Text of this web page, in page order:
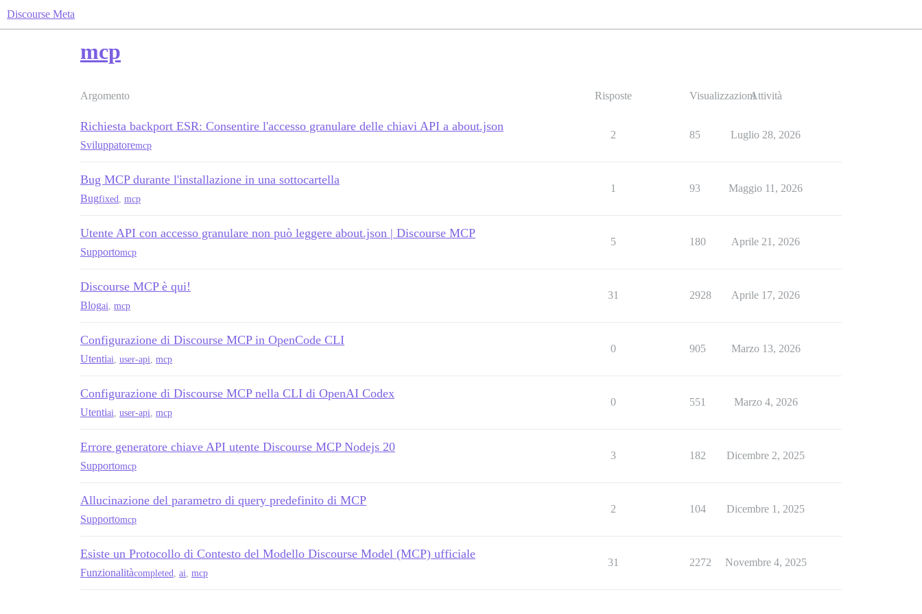
Discourse Meta
mcp
Argomento Risposte VisualizzazioniAttività
Richiesta backport ESR: Consentire l'accesso granulare delle chiavi API a about.json
Sviluppatoremcp
2 85 Luglio 28, 2026
Bug MCP durante l'installazione in una sottocartella
Bugfixed mcp
1 93 Maggio 11, 2026
Utente API con accesso granulare non può leggere about.json | Discourse MCP
Supportomcp
5 180 Aprile 21, 2026
Discourse MCP è qui!
Blogai mcp
31 2928 Aprile 17, 2026
Configurazione di Discourse MCP in OpenCode CLI
Utentiai user-api mcp
0 905 Marzo 13, 2026
Configurazione di Discourse MCP nella CLI di OpenAI Codex
Utentiai user-api mcp
0 551 Marzo 4, 2026
Errore generatore chiave API utente Discourse MCP Nodejs 20
Supportomcp
3 182 Dicembre 2, 2025
Allucinazione del parametro di query predefinito di MCP
Supportomcp
2 104 Dicembre 1, 2025
Esiste un Protocollo di Contesto del Modello Discourse Model (MCP) ufficiale
Funzionalitàcompleted ai mcp
31 2272 Novembre 4, 2025